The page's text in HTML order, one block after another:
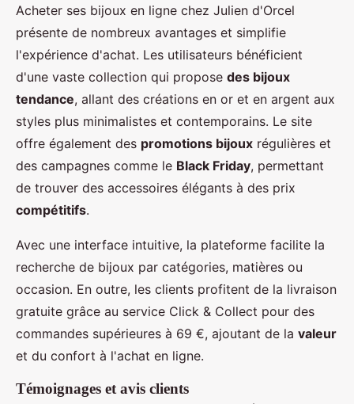
Acheter ses bijoux en ligne chez Julien d'Orcel
présente de nombreux avantages et simplifie
l'expérience d'achat. Les utilisateurs bénéficient
d'une vaste collection qui propose des bijoux
tendance, allant des créations en or et en argent aux
styles plus minimalistes et contemporains. Le site
offre également des promotions bijoux régulières et
des campagnes comme le Black Friday, permettant
de trouver des accessoires élégants à des prix
compétitifs.
Avec une interface intuitive, la plateforme facilite la
recherche de bijoux par catégories, matières ou
occasion. En outre, les clients profitent de la livraison
gratuite grâce au service Click & Collect pour des
commandes supérieures à 69 €, ajoutant de la valeur
et du confort à l'achat en ligne.
Témoignages et avis clients